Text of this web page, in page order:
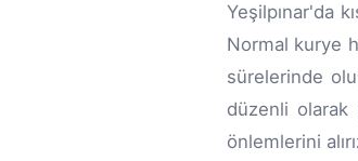
Yeşilpınar'da
Normal kurye
sürelerinde
düzenli olarak
önlemlerini